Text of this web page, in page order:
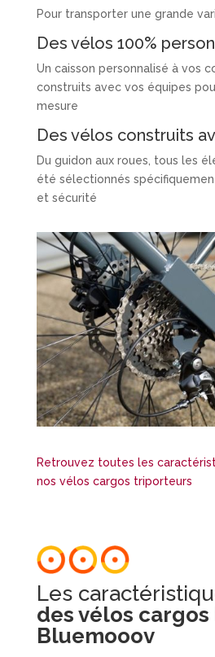
Pour transporter une grande
Des vélos 100%
Un caisson personnalisé à vos
construits avec vos équipes
mesure
Des vélos construits
Du guidon aux roues, tous les
été sélectionnés
et sécurité
Retrouvez toutes les
nos vélos cargos triporteurs
Les
des vélos
Bluemooov